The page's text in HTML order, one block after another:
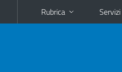
Rubrica Servizi